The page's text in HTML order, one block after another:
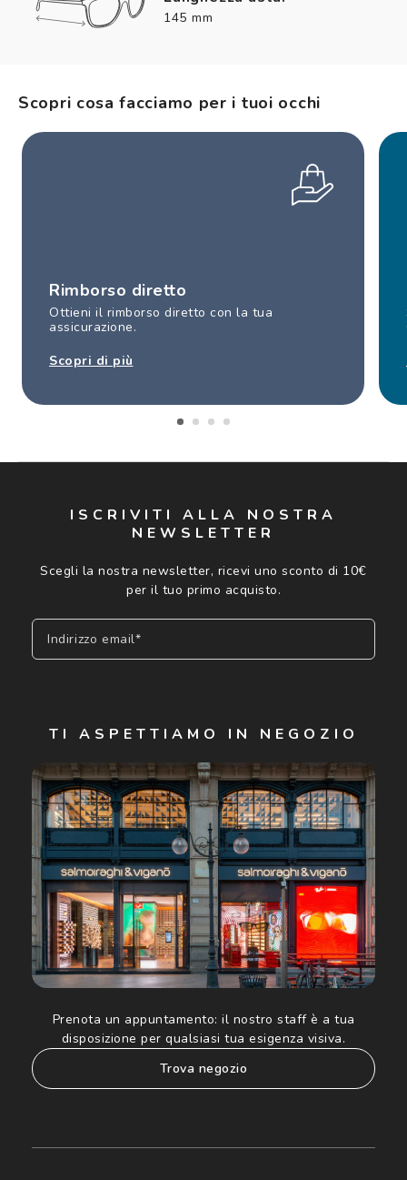
145 mm
Scopri cosa facciamo per i tuoi occhi
Rimborso diretto
Ottieni il rimborso diretto con la tua
assicurazione.
Scopri di più
ISCRIVITI ALLA NOSTRA
NEWSLETTER
Scegli la nostra newsletter, ricevi uno sconto di 10€
per il tuo primo acquisto.
Indirizzo email*
Cliccando su "Iscriviti", confermo di avere più di 16 anni e
acconsento all'utilizzo dei miei Dati Personali da parte di
Luxottica Group S.p.A. per l'invio di offerte speciali, novità
ed altre comunicazioni di carattere pubblicitario (consultare
Informativa sulla privacyper ulteriori informazioni).
TI ASPETTIAMO IN NEGOZIO
Prenota un appuntamento: il nostro staff è a tua
disposizione per qualsiasi tua esigenza visiva.
trova negozio